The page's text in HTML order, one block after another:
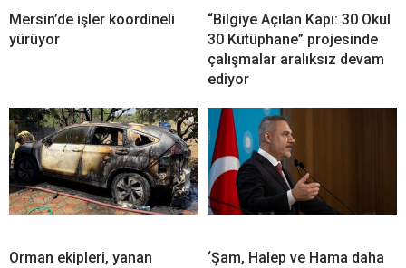
Mersin’de işler koordineli
yürüyor
“Bilgiye Açılan Kapı: 30 Okul
30 Kütüphane” projesinde
çalışmalar aralıksız devam
ediyor
Orman ekipleri, yanan
‘Şam, Halep ve Hama daha